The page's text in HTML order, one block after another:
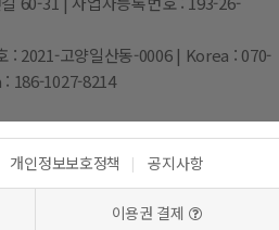
: 2021-고양일산동-0006| Korea : 070-
186-1027-8214
개인정보보호정책 공지사항
이용권 결제